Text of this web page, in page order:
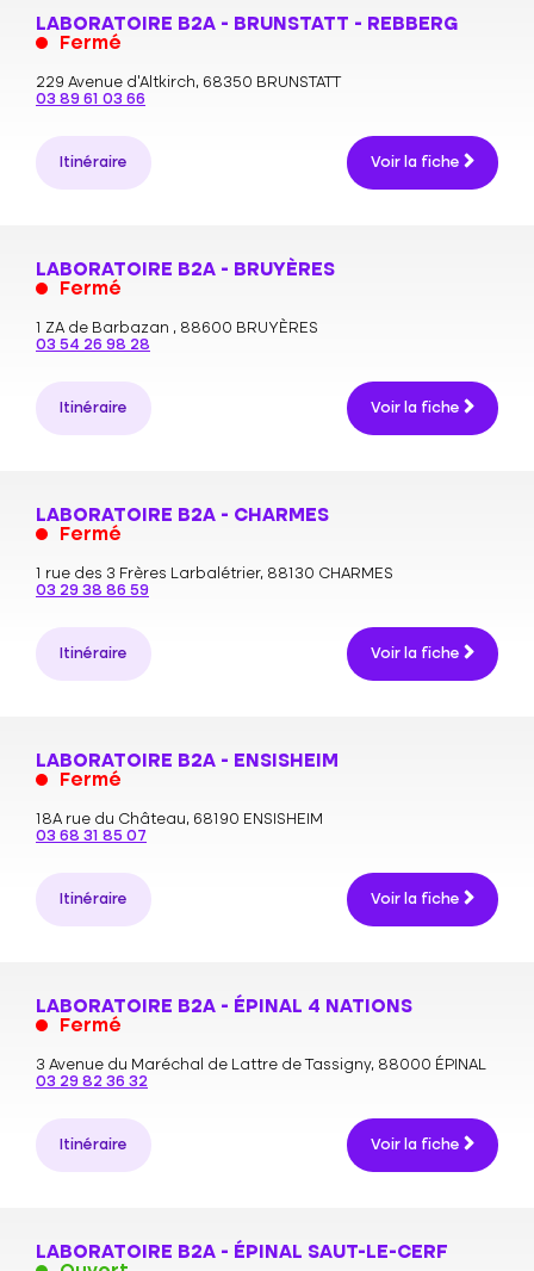
LABORATOIRE B2A - BRUNSTATT - REBBERG
Fermé
229 Avenue d'Altkirch, 68350 BRUNSTATT
03 89 61 03 66
Itinéraire Voir la fiche
LABORATOIRE B2A - BRUYÈRES
Fermé
1 ZA de Barbazan , 88600 BRUYÈRES
03 54 26 98 28
Itinéraire Voir la fiche
LABORATOIRE B2A - CHARMES
Fermé
1 rue des 3 Frères Larbalétrier, 88130 CHARMES
03 29 38 86 59
Itinéraire Voir la fiche
LABORATOIRE B2A - ENSISHEIM
Fermé
18A rue du Château, 68190 ENSISHEIM
03 68 31 85 07
Itinéraire Voir la fiche
LABORATOIRE B2A - ÉPINAL 4 NATIONS
Fermé
3 Avenue du Maréchal de Lattre de Tassigny, 88000 ÉPINAL
03 29 82 36 32
Itinéraire Voir la fiche
LABORATOIRE B2A - ÉPINAL SAUT-LE-CERF